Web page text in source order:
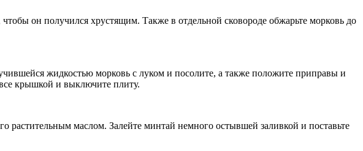
он получился хрустящим. Также в отдельной сковороде обжарьте морковь до
жидкостью морковь с луком и посолите, а также положите приправы и
крышкой и выключите плиту.
маслом. Залейте минтай немного остывшей заливкой и поставьте